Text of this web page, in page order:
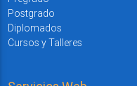
Postgrado
Diplomados
Cursos y Talleres